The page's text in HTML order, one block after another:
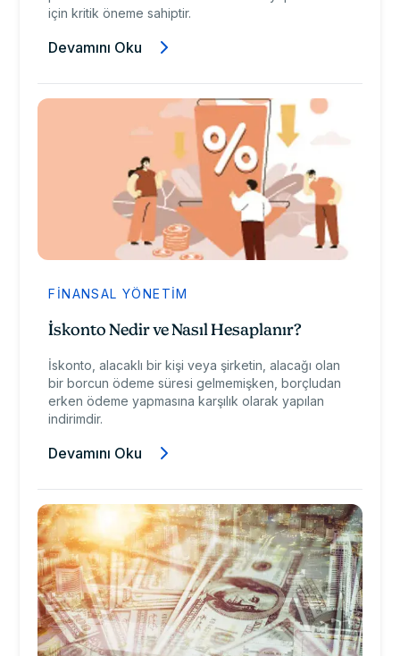
için kritik öneme sahiptir.
Devamını Oku
FINANSAL YÖNETIM
İskonto Nedir ve Nasıl Hesaplanır?
İskonto, alacaklı bir kişi veya şirketin, alacağı olan
bir borcun ödeme süresi gelmemişken, borçludan
erken ödeme yapmasına karşılık olarak yapılan
indirimdir.
Devamını Oku